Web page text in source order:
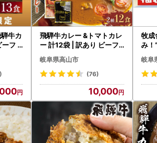
、特殊な郵便番号を使用しています。
のお問合せ】
ポートセンター
mail.com
：00～17：00
せは翌営業日に回答いたします。
合わせのご回答は致しかねますので、ご了承く
その他の事項に関するお問合せ（自治体担当部
牛カ
飛騨牛カレー &トマトカレ
ー 計12袋 | 訳あり ビーフ
カレー 常温 DC004VC13
岐阜県高山市
(76)
10,000
牧成舎 ”何が届く
み！” 福袋 | 訳あり 乳
ギフ
岐阜